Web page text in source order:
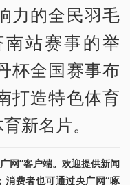
力的全民羽毛
站赛事的举
杯全国赛事布
打造特色体育
新名片。
网”客户端。欢迎提供新闻
费者也可通过央广网“啄